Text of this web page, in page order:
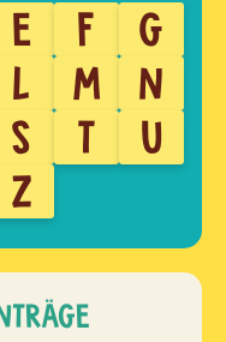
E F
G
L M
N
S T
U
Z